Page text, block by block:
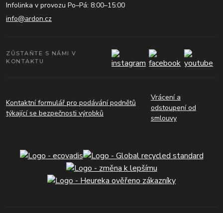
Infolinka v provozu Po–Pá: 8:00–15:00
info@ardon.cz
ZŮSTAŇTE S NÁMI V
KONTAKTU
Kontaktní formulář pro podávání podnětů
týkající se bezpečnosti výrobků
Vrácení a
odstoupení od
smlouvy